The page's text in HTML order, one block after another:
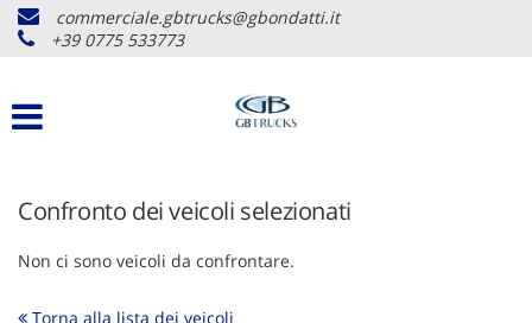
commerciale.gbtrucks@gbondatti.it
+39 0775 533773
Confronto dei veicoli selezionati
Non ci sono veicoli da confrontare.
Torna alla lista dei veicoli